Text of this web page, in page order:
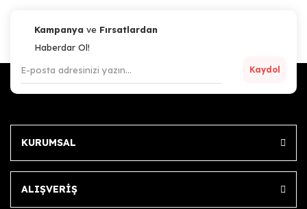
Kampanya ve Fırsatlardan
Haberdar Ol!
Kaydol
KURUMSAL
ALIŞVERİŞ